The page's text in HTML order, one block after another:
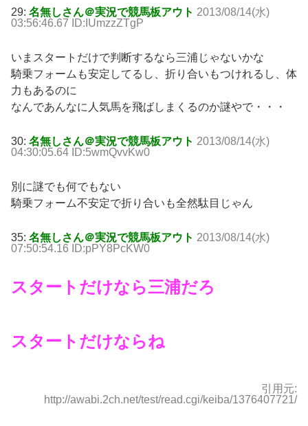
29: 名無しさん＠実況で競馬板アウト 2013/08/14(水)
03:56:46.67 ID:IUmzzZTgP
いまスタートだけで判断するなら三浦じゃないかな
騎乗フォームも安定してるし、折り合いもつけれるし、体
力もあるのに
なんであんなに人気馬を飛ばしまくるのか謎やで・・・
30: 名無しさん＠実況で競馬板アウト 2013/08/14(水)
04:30:05.64 ID:5wmQvvKw0
別に謎でも何でもない
騎乗フォーム不安定で折り合いも全然駄目じゃん
35: 名無しさん＠実況で競馬板アウト 2013/08/14(水)
07:50:54.16 ID:pPY8PcKW0
スタートだけなら三浦だろ
スタートだけならね
引用元:
http://awabi.2ch.net/test/read.cgi/keiba/1376407721/